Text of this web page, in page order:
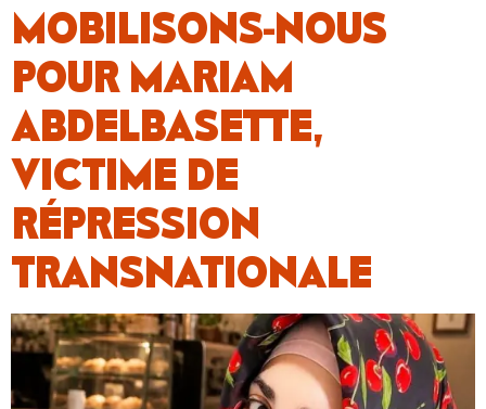
MOBILISONS-NOUS
POUR MARIAM
ABDELBASETTE,
VICTIME DE
RÉPRESSION
TRANSNATIONALE